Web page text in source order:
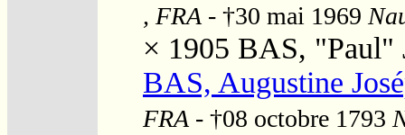
, FRA - †30 mai 1969
× 1905 BAS, "Paul"
BAS, Augustine
FRA - †08 octobre 1793